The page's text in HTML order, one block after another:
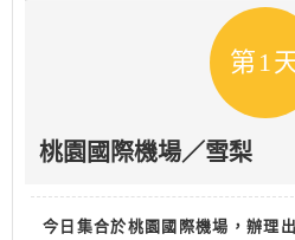
第1
桃園國際機場／雪梨
今日集合於桃園國際機場，辦理